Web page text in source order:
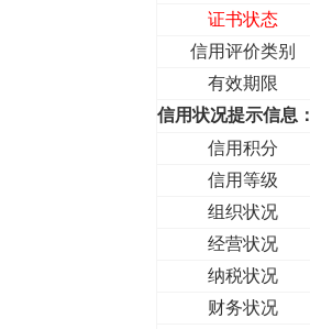
证书状态
信用评价类别
有效期限
信用状况提示信息：
信用积分
信用等级
组织状况
经营状况
纳税状况
财务状况